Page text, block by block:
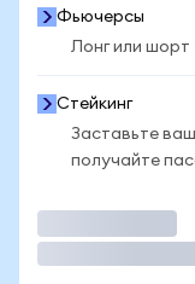
Фьючерсы
Лонг или шорт
Стейкинг
Заставьте
получайте